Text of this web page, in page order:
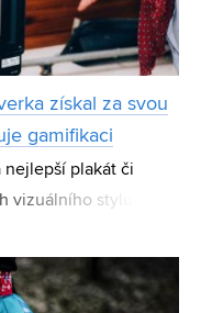
získal za svou
gamifikaci
nejlepší plakát či
vizuálního stylu pro
vizuální identity fil